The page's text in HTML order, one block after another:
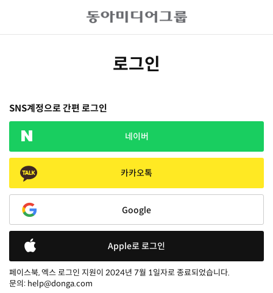
로그인
SNS계정으로 간편 로그인
네이버
카카오톡
Google
Apple로 로그인
페이스북, 엑스 로그인 지원이 2024년 7월 1일자로 종료되었습니다.
문의: help@donga.com